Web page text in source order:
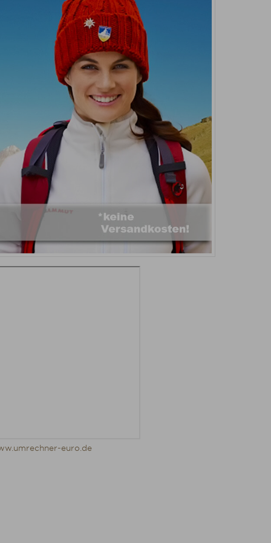
euro.de